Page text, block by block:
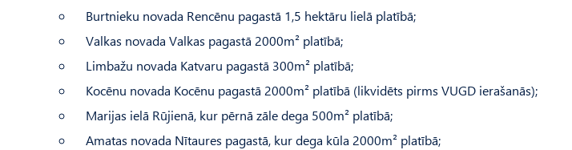
Burtnieku novada Rencēnu pagastā 1,5 hektāru lielā platībā;
Valkas novada Valkas pagastā 2000m² platībā;
Limbažu novada Katvaru pagastā 300m² platībā;
Kocēnu novada Kocēnu pagastā 2000m² platībā (likvidēts pirms VUGD ierašanās);
Marijas ielā Rūjienā, kur pērnā zāle dega 500m² platībā;
Amatas novada Nītaures pagastā, kur dega kūla 2000m² platībā;